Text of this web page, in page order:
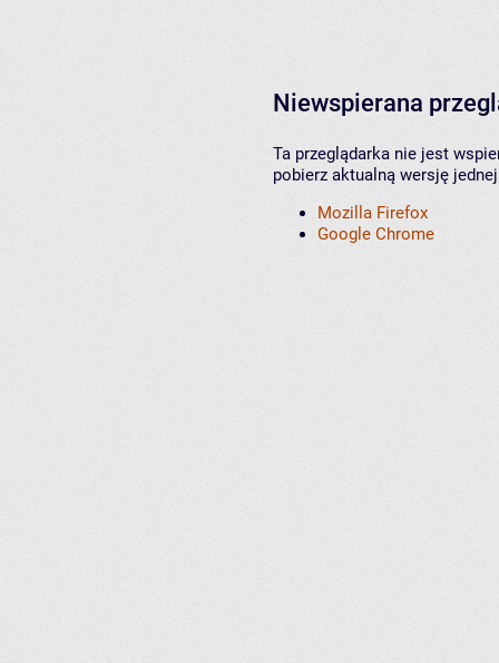
Niewspierana
Ta przeglądarka nie jest
pobierz aktualną wersję
Mozilla Firefox
Google Chrome